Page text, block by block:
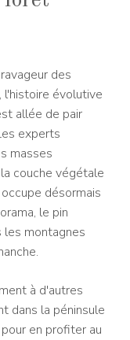
des
l'histoire évolutive
allée de pair
experts
masses
couche végétale
désormais
le pin
les montagnes
à d'autres
dans la péninsule
en profiter au